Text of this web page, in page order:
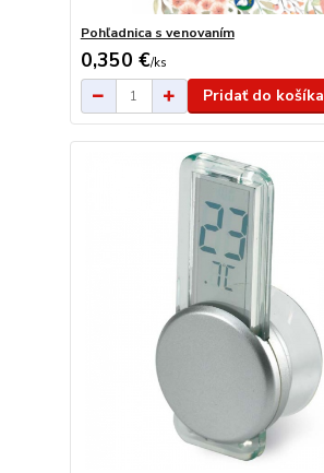
Pohľadnica s venovaním
0,350 €/ks
Pridať do košíka